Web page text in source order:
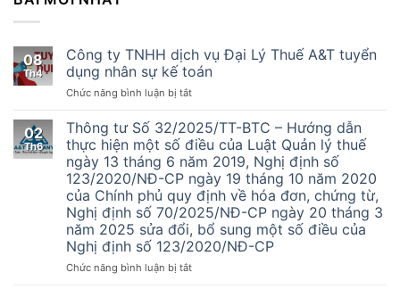
08
Th4
Công ty TNHH dịch vụ Đại Lý Thuế A&T tuyển
dụng nhân sự kế toán
Chức năng bình luận bị tắtở
ty
TNHH
dịch
vụ
Đại
Lý
Thuế
A&T
tuyển
nhân
02
Th6
Thông tư Số 32/2025/TT-BTC – Hướng dẫn
thực hiện một số điều của Luật Quản lý thuế
ngày 13 tháng 6 năm 2019, Nghị định số
123/2020/NĐ-CP ngày 19 tháng 10 năm 2020
của Chính phủ quy định về hóa đơn, chứng từ,
Nghị định số 70/2025/NĐ-CP ngày 20 tháng 3
năm 2025 sửa đổi, bổ sung một số điều của
Nghị định số 123/2020/NĐ-CP
Chức năng bình luận bị tắtở